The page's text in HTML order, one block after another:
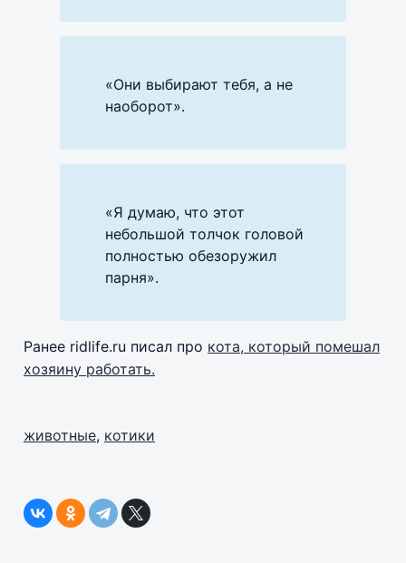
«Они выбирают тебя, а не
наоборот».
«Я думаю, что этот
небольшой толчок головой
полностью обезоружил
парня».
Ранее ridlife.ru писал про кота, который помешал
хозяину работать.
животные, котики